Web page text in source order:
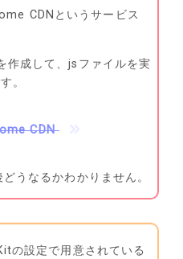
CDNというサービス
作成して、jsファイルを実
。
CDN
うなるかわかりません。
の設定で用意されている